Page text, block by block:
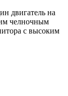
двигатель на
челночным
с высоким